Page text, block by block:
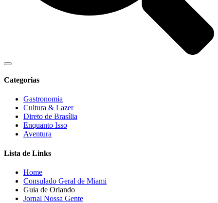
Categorias
Gastronomia
Cultura & Lazer
Direto de Brasília
Enquanto Isso
Aventura
Lista de Links
Home
Consulado Geral de Miami
Guia de Orlando
Jornal Nossa Gente